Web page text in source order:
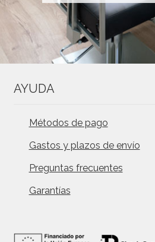
AYUDA
Métodos de pago
Gastos y plazos de envío
Preguntas frecuentes
Garantías